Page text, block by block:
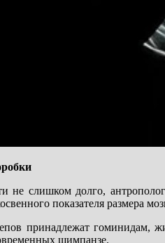
не слишком долго,
показателя размера
принадлежат гоминидам,
шимпанзе.